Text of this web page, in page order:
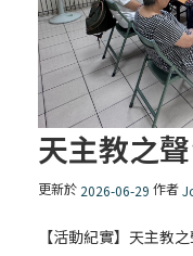
2025/
一分鐘
2025/
更新於 2026-06-29 作者
【活動紀實】天主教